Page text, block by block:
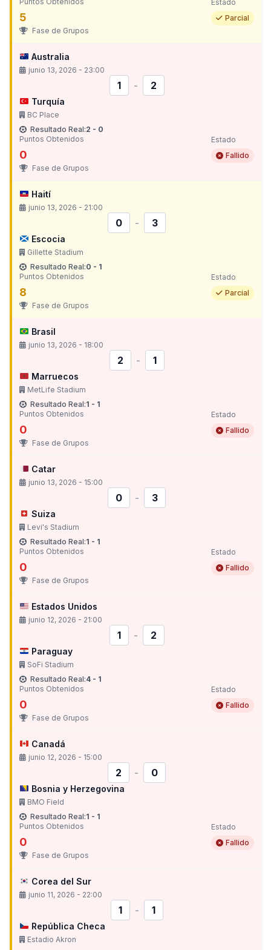
5
Estado
Parcial
Fase de Grupos
Australia
junio 13, 2026 - 23:00
1 - 2
Turquía
BC Place
Resultado Real:2 - 0
Puntos Obtenidos
0
Estado
Fallido
Fase de Grupos
Haití
junio 13, 2026 - 21:00
0 - 3
Escocia
Gillette Stadium
Resultado Real:0 - 1
Puntos Obtenidos
8
Estado
Parcial
Fase de Grupos
Brasil
junio 13, 2026 - 18:00
2 - 1
Marruecos
MetLife Stadium
Resultado Real:1 - 1
Puntos Obtenidos
0
Estado
Fallido
Fase de Grupos
Catar
junio 13, 2026 - 15:00
0 - 3
Suiza
Levi's Stadium
Resultado Real:1 - 1
Puntos Obtenidos
0
Estado
Fallido
Fase de Grupos
Estados Unidos
junio 12, 2026 - 21:00
1 - 2
Paraguay
SoFi Stadium
Resultado Real:4 - 1
Puntos Obtenidos
0
Estado
Fallido
Fase de Grupos
Canadá
junio 12, 2026 - 15:00
2 - 0
Bosnia y Herzegovina
BMO Field
Resultado Real:1 - 1
Puntos Obtenidos
0
Estado
Fallido
Fase de Grupos
Corea del Sur
junio 11, 2026 - 22:00
1 - 1
República Checa
Estadio Akron